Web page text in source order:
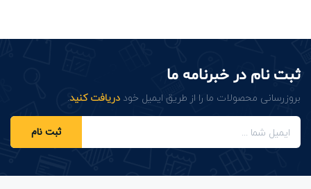
ثبت نام در خبرنامه ما
بروزرسانی محصولات ما را از طریق ایمیل خود دریافت کنید.
ثبت نام